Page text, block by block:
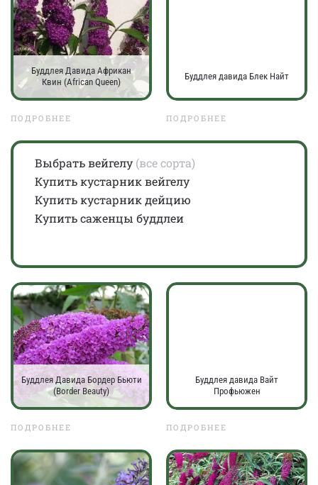
Буддлея Давида Африкан
Квин (African Queen)
ПОДРОБНЕЕ
Буддлея давида Блек Найт
ПОДРОБНЕЕ
Выбрать вейгелу (все сорта)
Купить кустарник вейгелу
Купить кустарник дейцию
Купить саженцы буддлеи
Буддлея Давида Бордер Бьюти
(Border Beauty)
ПОДРОБНЕЕ
Буддлея давида Вайт
Профьюжен
ПОДРОБНЕЕ